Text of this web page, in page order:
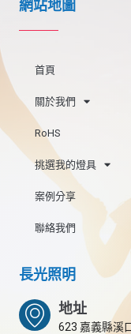
網站地圖
首頁
關於我們
RoHS
挑選我的燈具
案例分享
聯絡我們
長光照明
地址
623 嘉義縣溪